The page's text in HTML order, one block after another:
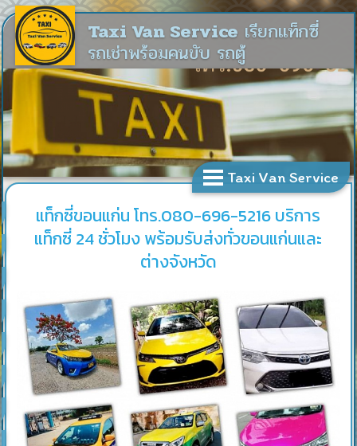
Taxi Van Service เรียกแท็กซี่
รถเช่าพร้อมคนขับ รถตู้
Taxi Van Service
แท็กซี่ขอนแก่น โทร.080-696-5216 บริการ
แท็กซี่ 24 ชั่วโมง พร้อมรับส่งทั่วขอนแก่นและ
ต่างจังหวัด